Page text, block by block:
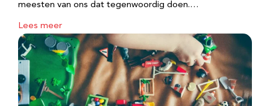
meesten van ons dat tegenwoordig doen.…
Lees meer